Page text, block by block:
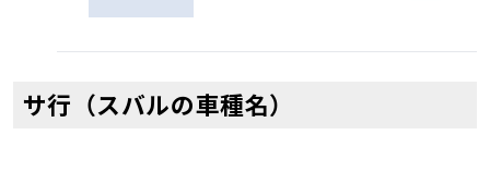
サ行（スバルの車種名）